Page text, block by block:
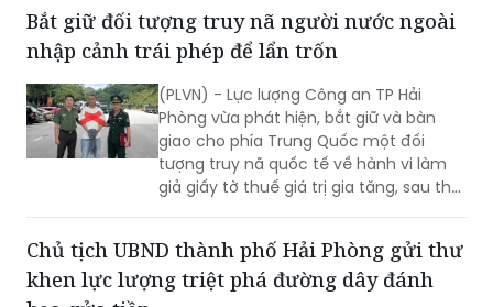
xã hội, tránh tiếp tay cho tin giả và vi
phạm pháp luật.
Bắt giữ đối tượng truy nã người nước ngoài
nhập cảnh trái phép để lẩn trốn
(PLVN) - Lực lượng Công an TP Hải
Phòng vừa phát hiện, bắt giữ và bàn
giao cho phía Trung Quốc một đối
tượng truy nã quốc tế về hành vi làm
giả giấy tờ thuế giá trị gia tăng, sau thời
Chủ tịch UBND thành phố Hải Phòng gửi thư
khen lực lượng triệt phá đường dây đánh